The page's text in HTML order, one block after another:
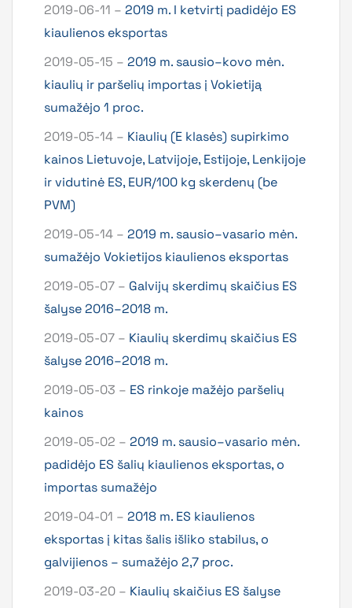
2019-06-11 – 2019 m. I ketvirtį padidėjo ES
kiaulienos eksportas
2019-05-15 – 2019 m. sausio–kovo mėn.
kiaulių ir paršelių importas į Vokietiją
sumažėjo 1 proc.
2019-05-14 – Kiaulių (E klasės) supirkimo
kainos Lietuvoje, Latvijoje, Estijoje, Lenkijoje
ir vidutinė ES, EUR/100 kg skerdenų (be
PVM)
2019-05-14 – 2019 m. sausio–vasario mėn.
sumažėjo Vokietijos kiaulienos eksportas
2019-05-07 – Galvijų skerdimų skaičius ES
šalyse 2016–2018 m.
2019-05-07 – Kiaulių skerdimų skaičius ES
šalyse 2016–2018 m.
2019-05-03 – ES rinkoje mažėjo paršelių
kainos
2019-05-02 – 2019 m. sausio–vasario mėn.
padidėjo ES šalių kiaulienos eksportas, o
importas sumažėjo
2019-04-01 – 2018 m. ES kiaulienos
eksportas į kitas šalis išliko stabilus, o
galvijienos – sumažėjo 2,7 proc.
2019-03-20 – Kiaulių skaičius ES šalyse